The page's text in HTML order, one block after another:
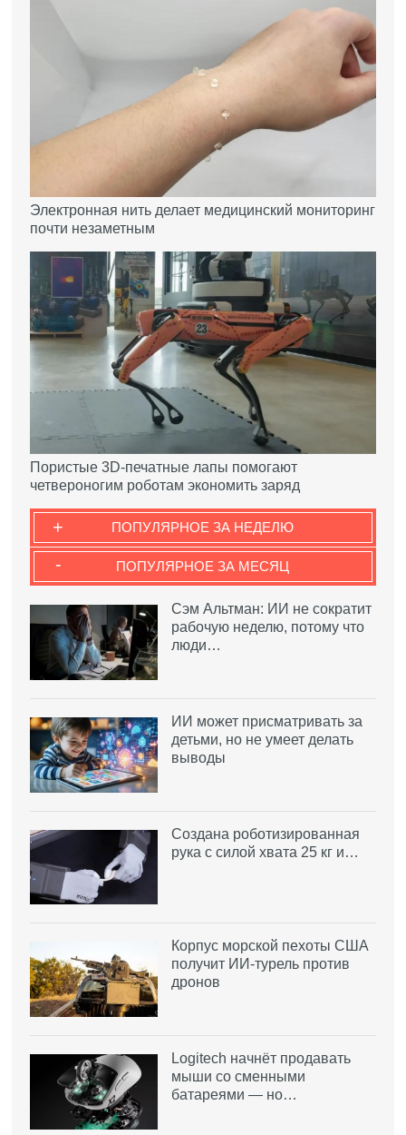
Электронная нить делает медицинский мониторинг
почти незаметным
Пористые 3D-печатные лапы помогают
четвероногим роботам экономить заряд
ПОПУЛЯРНОЕ ЗА НЕДЕЛЮ
+
ПОПУЛЯРНОЕ ЗА МЕСЯЦ
-
Сэм Альтман: ИИ не сократит
рабочую неделю, потому что
люди…
ИИ может присматривать за
детьми, но не умеет делать
выводы
Создана роботизированная
рука с силой хвата 25 кг и…
Корпус морской пехоты США
получит ИИ-турель против
дронов
Logitech начнёт продавать
мыши со сменными
батареями — но…